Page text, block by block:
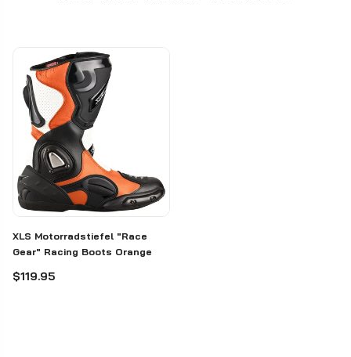
XLS Motorradstiefel "Race
Gear" Racing Boots Orange
$119.95